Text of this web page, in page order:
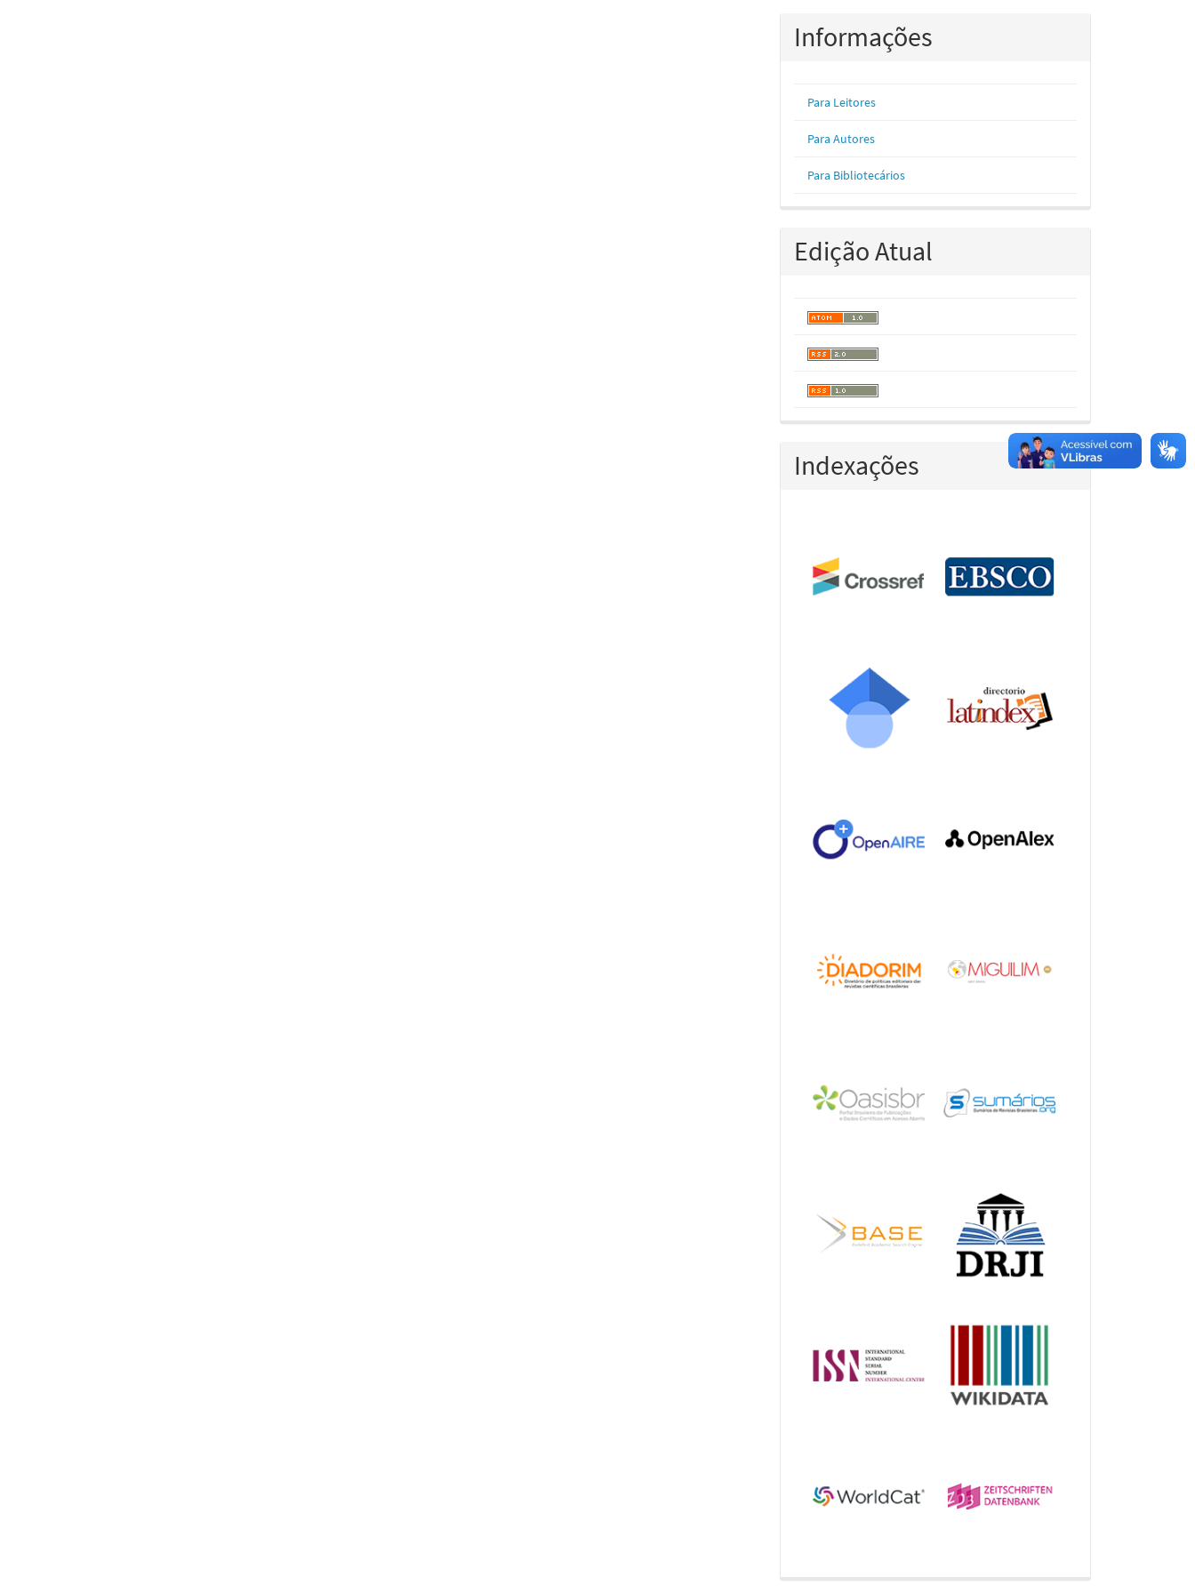
Informações
Para Leitores
Para Autores
Para Bibliotecários
Edição Atual
Indexações